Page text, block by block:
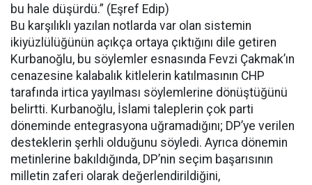
bu hale düşürdü.” (Eşref Edip)
Bu karşılıklı yazılan notlarda var olan sistemin
ikiyüzlülüğünün açıkça ortaya çıktığını dile getiren
Kurbanoğlu, bu söylemler esnasında Fevzi Çakmak’ın
cenazesine kalabalık kitlelerin katılmasının CHP
tarafında irtica yayılması söylemlerine dönüştüğünü
belirtti. Kurbanoğlu, İslami taleplerin çok parti
döneminde entegrasyona uğramadığını; DP’ye verilen
desteklerin şerhli olduğunu söyledi. Ayrıca dönemin
metinlerine bakıldığında, DP’nin seçim başarısının
milletin zaferi olarak değerlendirildiğini,